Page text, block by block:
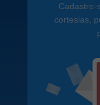
Cadastre-
cortesias,